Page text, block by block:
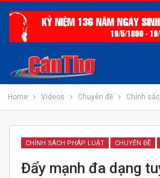
Home Videos Chuyên đề Chính
CHÍNH SÁCH PHÁP LUẬT CHUYÊN ĐỀ
Đẩy mạnh đa dạng